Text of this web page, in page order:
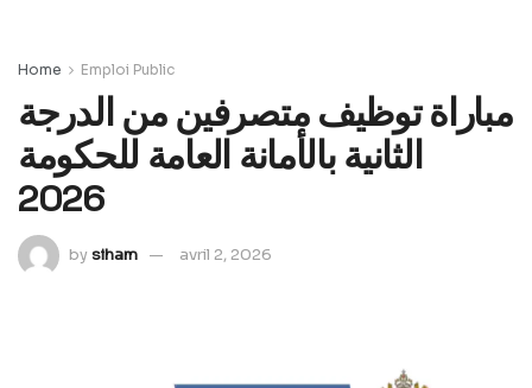
Home Emploi Public
مباراة توظيف متصرفين من الدرجة
الثانية بالأمانة العامة للحكومة
2026
bysiham avril 2, 2026